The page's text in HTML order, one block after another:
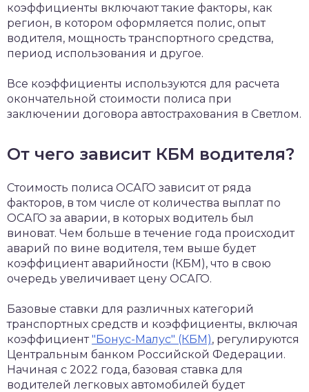
коэффициенты включают такие факторы, как
регион, в котором оформляется полис, опыт
водителя, мощность транспортного средства,
период использования и другое.
Все коэффициенты используются для расчета
окончательной стоимости полиса при
заключении договора автострахования в Светлом.
От чего зависит КБМ водителя?
Стоимость полиса ОСАГО зависит от ряда
факторов, в том числе от количества выплат по
ОСАГО за аварии, в которых водитель был
виноват. Чем больше в течение года происходит
аварий по вине водителя, тем выше будет
коэффициент аварийности (КБМ), что в свою
очередь увеличивает цену ОСАГО.
Базовые ставки для различных категорий
транспортных средств и коэффициенты, включая
коэффициент"Бонус-Малус" (КБМ), регулируются
Центральным банком Российской Федерации.
Начиная с 2022 года, базовая ставка для
водителей легковых автомобилей будет